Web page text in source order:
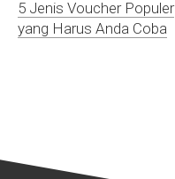
5 Jenis Voucher Populer
yang Harus Anda Coba